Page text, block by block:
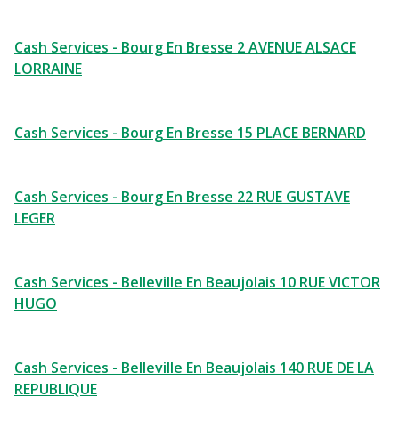
Cash Services - Bourg En Bresse 2 AVENUE ALSACE
LORRAINE
Cash Services - Bourg En Bresse 15 PLACE BERNARD
Cash Services - Bourg En Bresse 22 RUE GUSTAVE
LEGER
Cash Services - Belleville En Beaujolais 10 RUE VICTOR
HUGO
Cash Services - Belleville En Beaujolais 140 RUE DE LA
REPUBLIQUE